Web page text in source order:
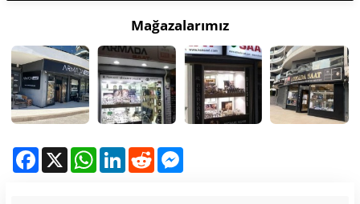
Mağazalarımız
Facebook
X WhatsAppLinkedInReddit